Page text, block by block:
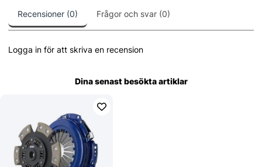
Recensioner (0) Frågor och svar (0)
Logga in för att skriva en recension
Dina senast besökta artiklar